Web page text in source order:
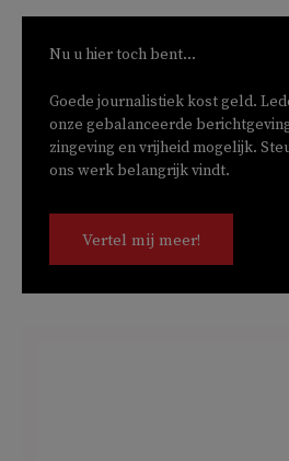
Nu u hier toch bent...
Goede journalistiek kost geld.
onze gebalanceerde
zingeving en vrijheid mogelijk.
ons werk belangrijk vindt.
Vertel mij meer!